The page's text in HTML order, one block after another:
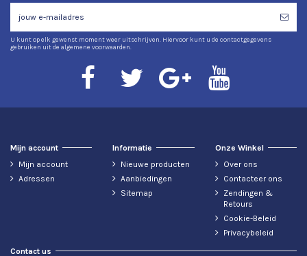
U kunt op elk gewenst moment weer uitschrijven. Hiervoor kunt u de contactgegevens
gebruiken uit de algemene voorwaarden.
Mijn account
Mijn account
Adressen
Informatie
Nieuwe producten
Aanbiedingen
Sitemap
Onze Winkel
Over ons
Contacteer ons
Zendingen &
Retours
Cookie-Beleid
Privacybeleid
Contact us